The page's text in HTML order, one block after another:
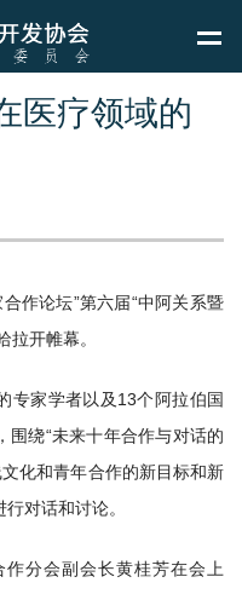
医疗领域的
作论坛”第六届“中阿关系暨
拉开帷幕。
专家学者以及13个阿拉伯国
围绕“未来十年合作与对话的
化和青年合作的新目标和新
对话和讨论。
分会副会长黄桂芳在会上